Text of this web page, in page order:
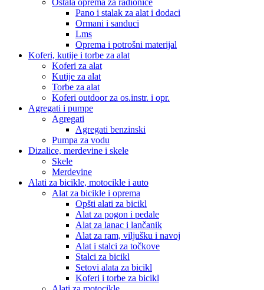
Ostala oprema za radionice
Pano i stalak za alat i dodaci
Ormani i sanduci
Lms
Oprema i potrošni materijal
Koferi, kutije i torbe za alat
Koferi za alat
Kutije za alat
Torbe za alat
Koferi outdoor za os.instr. i opr.
Agregati i pumpe
Agregati
Agregati benzinski
Pumpa za vodu
Dizalice, merdevine i skele
Skele
Merdevine
Alati za bicikle, motocikle i auto
Alat za bicikle i oprema
Opšti alati za bicikl
Alat za pogon i pedale
Alat za lanac i lančanik
Alat za ram, viljušku i navoj
Alat i stalci za točkove
Stalci za bicikl
Setovi alata za bicikl
Koferi i torbe za bicikl